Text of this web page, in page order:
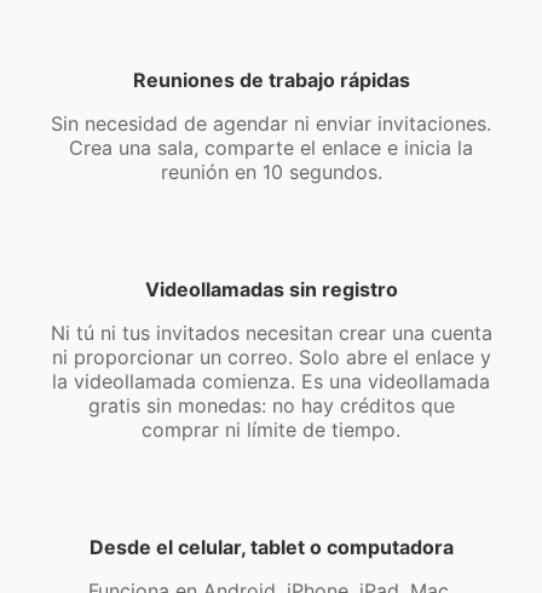
Reuniones de trabajo rápidas
Sin necesidad de agendar ni enviar invitaciones.
Crea una sala, comparte el enlace e inicia la
reunión en 10 segundos.
Videollamadas sin registro
Ni tú ni tus invitados necesitan crear una cuenta
ni proporcionar un correo. Solo abre el enlace y
la videollamada comienza. Es una videollamada
gratis sin monedas: no hay créditos que
comprar ni límite de tiempo.
Desde el celular, tablet o computadora